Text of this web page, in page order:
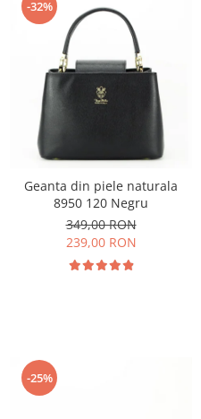
-32%
Geanta din piele naturala
8950 120 Negru
349,00 RON
239,00 RON
-25%